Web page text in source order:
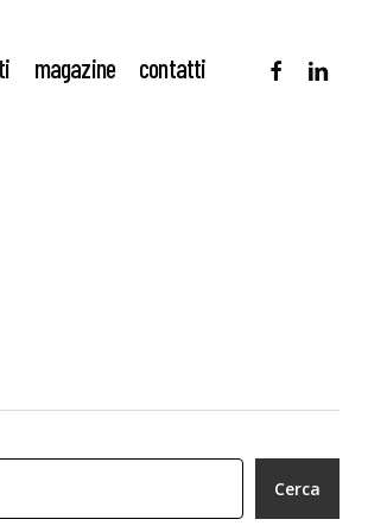
magazine contatti facebook
linkedin
Cerca